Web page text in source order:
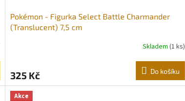
Pokémon - Figurka Select Battle Charmander
(Translucent) 7,5 cm
Skladem (1 ks)
325 Kč Do košíku
Akce